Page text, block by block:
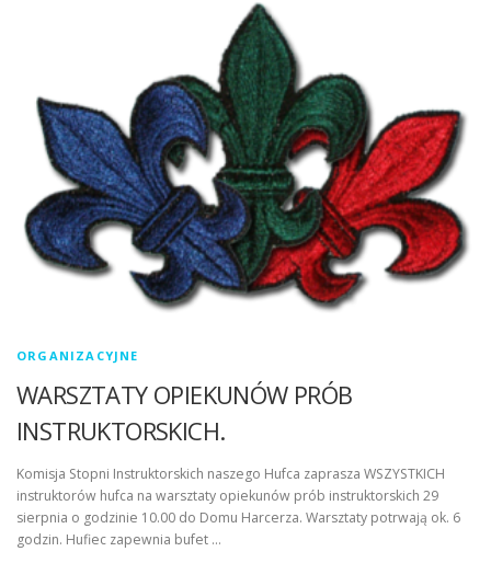
ORGANIZACYJNE
WARSZTATY OPIEKUNÓW PRÓB
INSTRUKTORSKICH.
Komisja Stopni Instruktorskich naszego Hufca zaprasza WSZYSTKICH
instruktorów hufca na warsztaty opiekunów prób instruktorskich 29
sierpnia o godzinie 10.00 do Domu Harcerza. Warsztaty potrwają ok. 6
godzin. Hufiec zapewnia bufet …